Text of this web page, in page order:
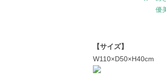
優
【サイズ】
W110×D50×H40cm